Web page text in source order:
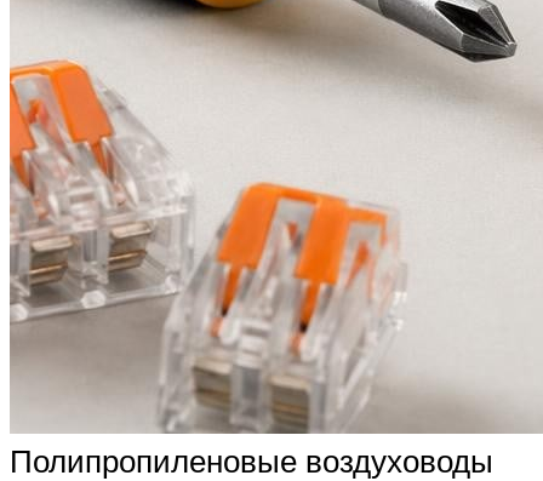
Полипропиленовые воздуховоды